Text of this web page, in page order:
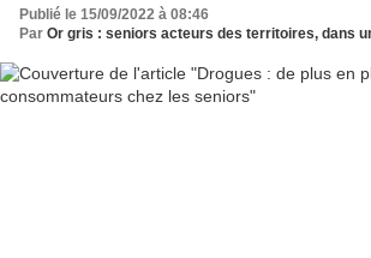
Publié le 15/09/2022 à 08:46
Par Or gris : seniors acteurs des territoires, dans une